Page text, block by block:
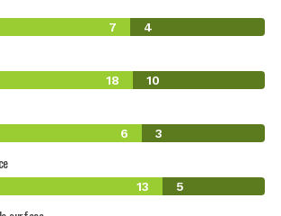
7 4
18 10
6 3
13 5